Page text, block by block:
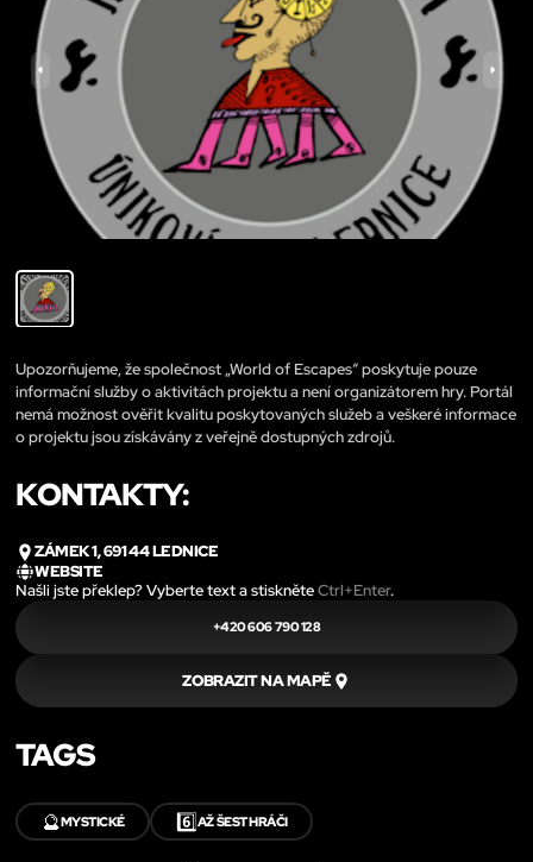
Upozorňujeme, že společnost „World of Escapes“ poskytuje pouze
informační služby o aktivitách projektu a není organizátorem hry. Portál
nemá možnost ověřit kvalitu poskytovaných služeb a veškeré informace
o projektu jsou získávány z veřejně dostupných zdrojů.
KONTAKTY:
ZÁMEK 1, 691 44 LEDNICE
WEBSITE
Našli jste překlep? Vyberte text a stiskněteCtrl+Enter.
+420 606 790 128
ZOBRAZIT NA MAPĚ
TAGS
🔮MYSTICKÉ 6️⃣AŽ ŠEST HRÁČI